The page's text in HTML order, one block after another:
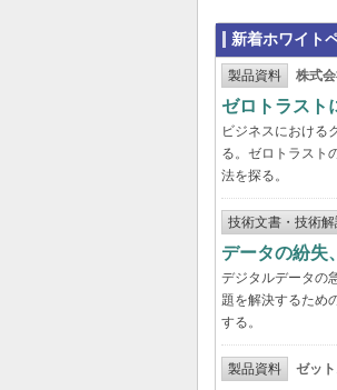
新着ホワイト
製品資料 株式
ゼロトラスト
ビジネスにおける
る。ゼロトラスト
法を探る。
技術文書・技術
データの紛失
デジタルデータの
題を解決するため
する。
製品資料 ゼッ